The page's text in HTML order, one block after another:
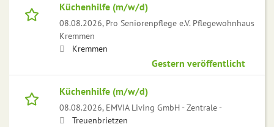
Küchenhilfe (m/w/d)
08.08.2026, Pro Seniorenpflege e.V. Pflegewohnhaus
Kremmen
Kremmen
Gestern veröffentlicht
Küchenhilfe (m/w/d)
08.08.2026, EMVIA Living GmbH - Zentrale -
Treuenbrietzen